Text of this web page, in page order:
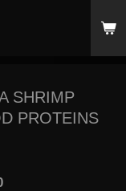
SHRIMP
PROTEINS